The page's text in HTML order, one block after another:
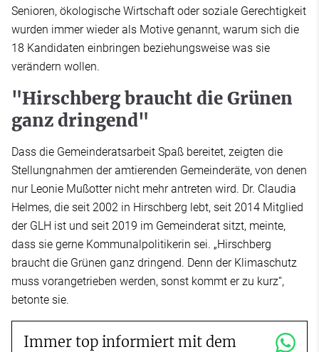
Senioren, ökologische Wirtschaft oder soziale Gerechtigkeit
wurden immer wieder als Motive genannt, warum sich die
18 Kandidaten einbringen beziehungsweise was sie
verändern wollen.
"Hirschberg braucht die Grünen
ganz dringend"
Dass die Gemeinderatsarbeit Spaß bereitet, zeigten die
Stellungnahmen der amtierenden Gemeinderäte, von denen
nur Leonie Mußotter nicht mehr antreten wird. Dr. Claudia
Helmes, die seit 2002 in Hirschberg lebt, seit 2014 Mitglied
der GLH ist und seit 2019 im Gemeinderat sitzt, meinte,
dass sie gerne Kommunalpolitikerin sei. „Hirschberg
braucht die Grünen ganz dringend. Denn der Klimaschutz
muss vorangetrieben werden, sonst kommt er zu kurz“,
betonte sie.
Immer top informiert mit dem